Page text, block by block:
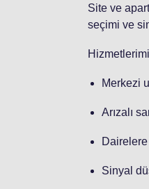
Site ve
seçimi ve
Merkezi
Arızalı
Sinyal